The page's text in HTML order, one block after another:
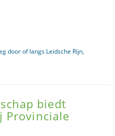
door of langs Leidsche Rijn,
biedt
Provinciale